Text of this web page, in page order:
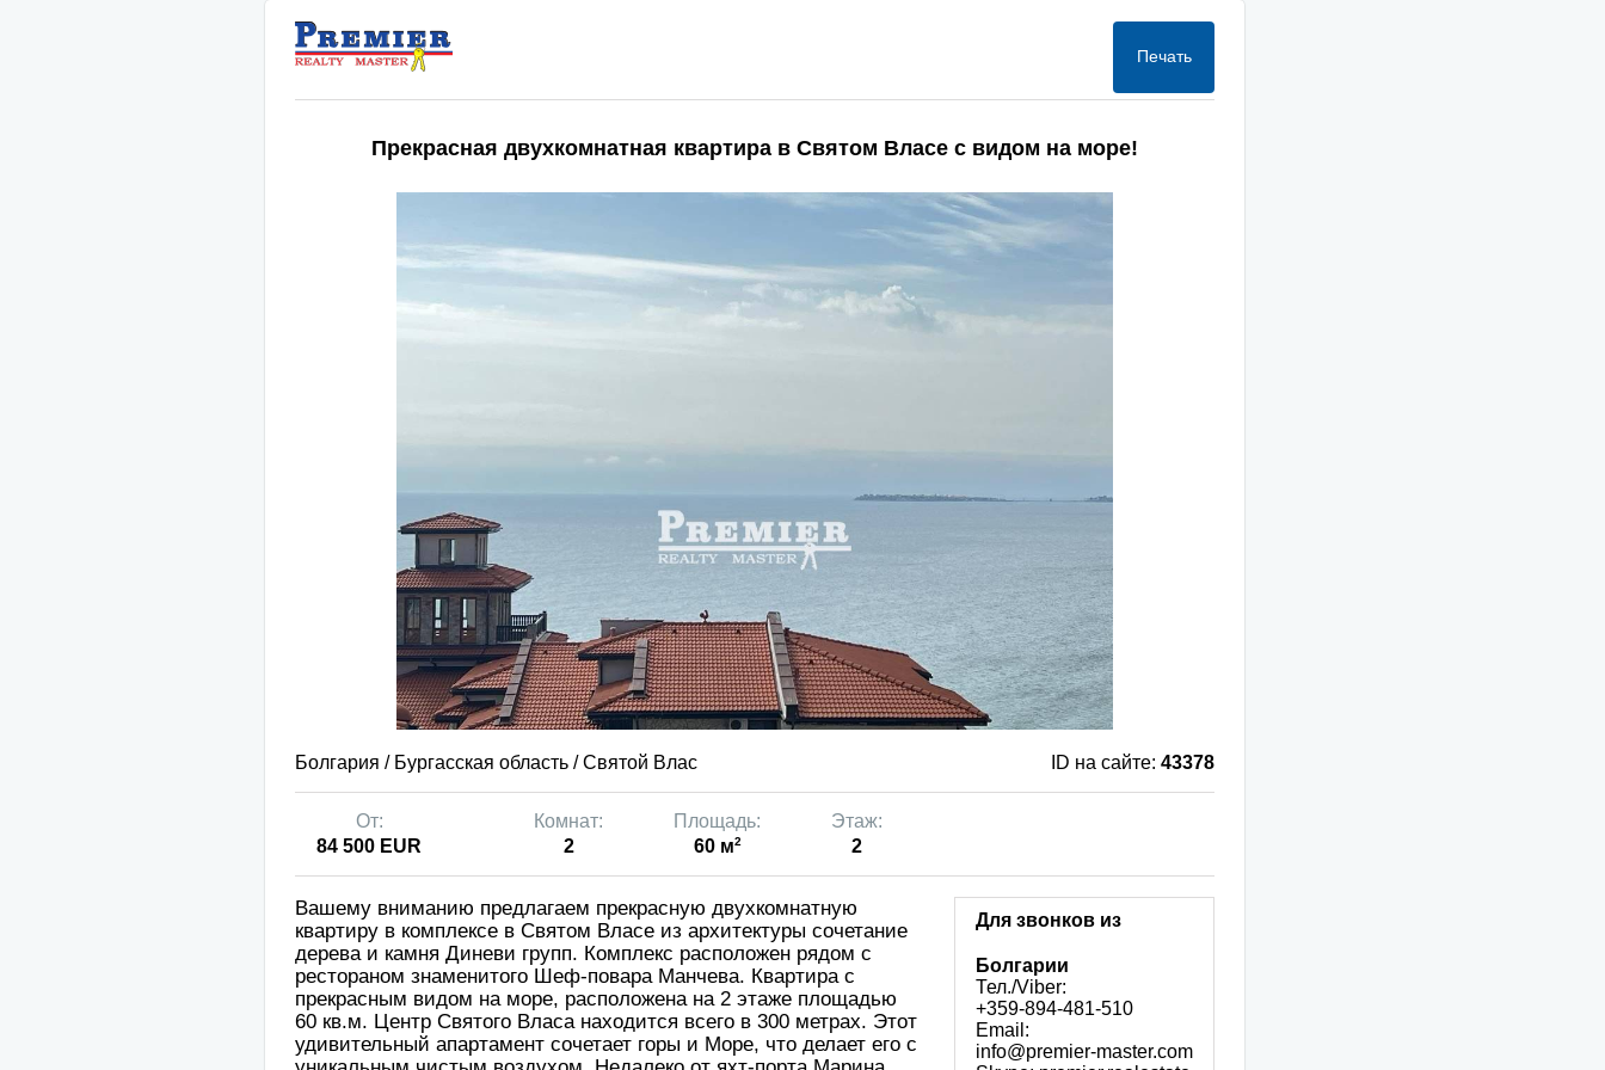
Печать
Прекрасная двухкомнатная квартира в Святом Власе с видом на море!
Болгария / Бургасская область / Святой Влас ID на сайте: 43378
От:
84 500 EUR
Комнат:
2
Площадь:
60 м2
Этаж:
2
Вашему вниманию предлагаем прекрасную двухкомнатную
квартиру в комплексе в Святом Власе из архитектуры сочетание
дерева и камня Диневи групп. Комплекс расположен рядом с
рестораном знаменитого Шеф-повара Манчева. Квартира с
прекрасным видом на море, расположена на 2 этаже площадью
60 кв.м. Центр Святого Власа находится всего в 300 метрах. Этот
удивительный апартамент сочетает горы и Море, что делает его с
Для звонков из
Болгарии
Тел./Viber:
+359-894-481-510
Email:
info@premier-master.com